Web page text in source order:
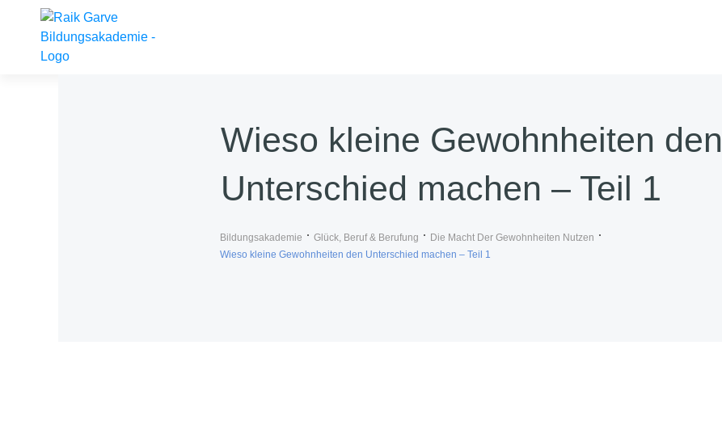
Wieso kleine Gewohnheiten den
Unterschied machen – Teil 1
Bildungsakademie Glück, Beruf & Berufung
Die Macht Der Gewohnheiten Nutzen
Wieso kleine Gewohnheiten den Unterschied machen – Teil 1